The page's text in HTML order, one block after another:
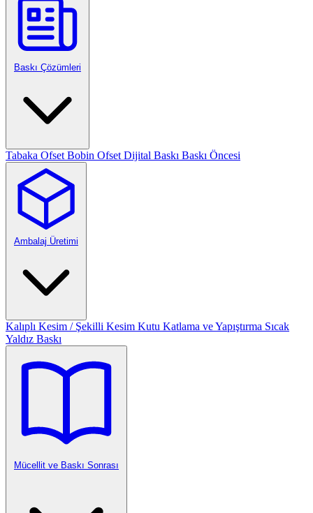
Baskı Çözümleri
Tabaka Ofset Bobin Ofset Dijital Baskı Baskı Öncesi
Ambalaj Üretimi
Kalıplı Kesim / Şekilli Kesim Kutu Katlama ve Yapıştırma Sıcak
Yaldız Baskı
Mücellit ve Baskı Sonrası